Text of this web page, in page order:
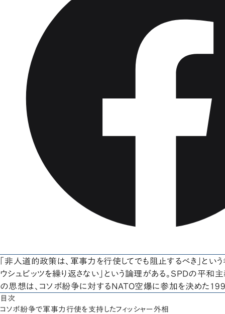
「非人道的政策は、軍事力を行使してでも阻止するべき」とい
ウシュビッツを繰り返さない」という論理がある。SPDの平和
の思想は、コソボ紛争に対するNATO空爆に参加を決めた
目次
コソボ紛争で軍事力行使を支持したフィッシャー外相